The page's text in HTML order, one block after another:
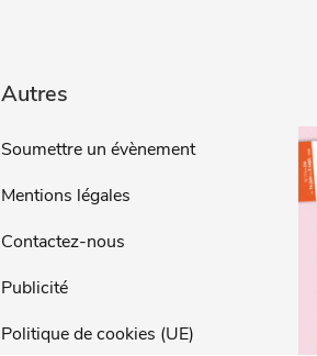
Autres
Soumettre un évènement
Mentions légales
Contactez-nous
Publicité
Politique de cookies (UE)